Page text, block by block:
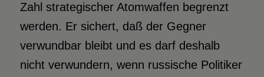
Zahl strategischer Atomwaffen begrenzt
werden. Er sichert, daß der Gegner
verwundbar bleibt und es darf deshalb
nicht verwundern, wenn russische Politiker